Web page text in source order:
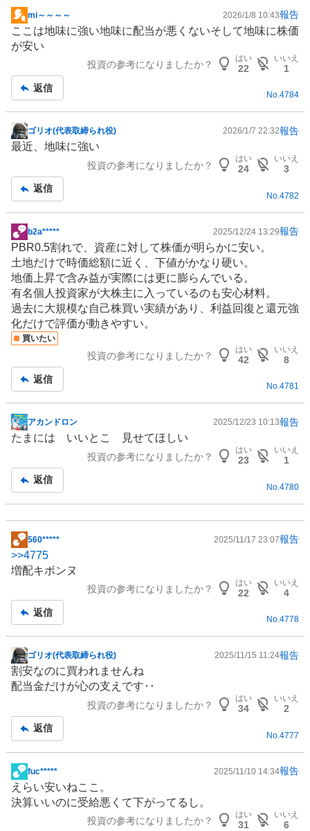
掲
示
板
mi～～～～ 2026/1/8 10:43報告
ここは地味に強い地味に配当が悪くないそして地味に株価
が安い
投資の参考になりましたか？
はい
22
いいえ
1
返信
No.4784
掲
示
事
ゴリオ(代表取締られ役) 2026/1/7 22:32報告
最近、地味に強い
投資の参考になりましたか？
はい
24
いいえ
3
返信
No. 4782
掲
示
板
記
事
b2a***** 2025/12/24 13:29報告
PBR0.5割れで、資産に対して株価が明らかに安い。
土地だけで時価総額に近く、下値がかなり硬い。
地価上昇で含み益が実際には更に膨らんでいる。
有名個人投資家が大株主に入っているのも安心材料。
過去に大規模な自己株買い実績があり、利益回復と還元強
化だけで評価が動きやすい。
買いたい
投資の参考になりましたか？
はい
42
いいえ
8
返信
No.4781
掲
示
事
アカンドロン 2025/12/23 10:13報告
たまには いいとこ 見せてほしい
投資の参考になりましたか？
はい
23
いいえ
1
返信
No. 4780
掲
示
板
560***** 2025/11/17 23:07報告
>>4775
増配キボンヌ
投資の参考になりましたか？
はい
22
いいえ
4
返信
No.4778
掲
示
板
ゴリオ(代表取締られ役) 2025/11/15 11:24報告
割安なのに買われませんね
配当金だけが心の支えです‥
投資の参考になりましたか？
はい
34
いいえ
2
返信
No. 4777
掲
示
板
fuc***** 2025/11/10 14:34報告
えらい安いねここ。
決算いいのに受給悪くて下がってるし。
投資の参考になりましたか？
はい
31
いいえ
6